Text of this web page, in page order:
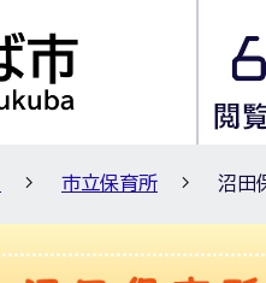
市立保育所 沼田